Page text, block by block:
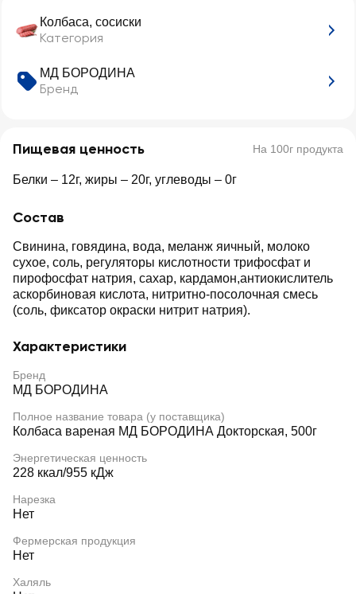
Колбаса, сосиски
Категория
МД БОРОДИНА
Бренд
Пищевая ценность На 100г продукта
Белки – 12г, жиры – 20г, углеводы – 0г
Состав
Свинина, говядина, вода, меланж яичный, молоко
сухое, соль, регуляторы кислотности трифосфат и
пирофосфат натрия, сахар, кардамон,антиокислитель
аскорбиновая кислота, нитритно-посолочная смесь
(соль, фиксатор окраски нитрит натрия).
Характеристики
Бренд
МД БОРОДИНА
Полное название товара (у поставщика)
Колбаса вареная МД БОРОДИНА Докторская, 500г
Энергетическая ценность
228 ккал/955 кДж
Нарезка
Нет
Фермерская продукция
Нет
Халяль